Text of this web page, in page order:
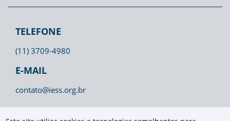
TELEFONE
(11) 3709-4980
E-MAIL
contato@iess.org.br